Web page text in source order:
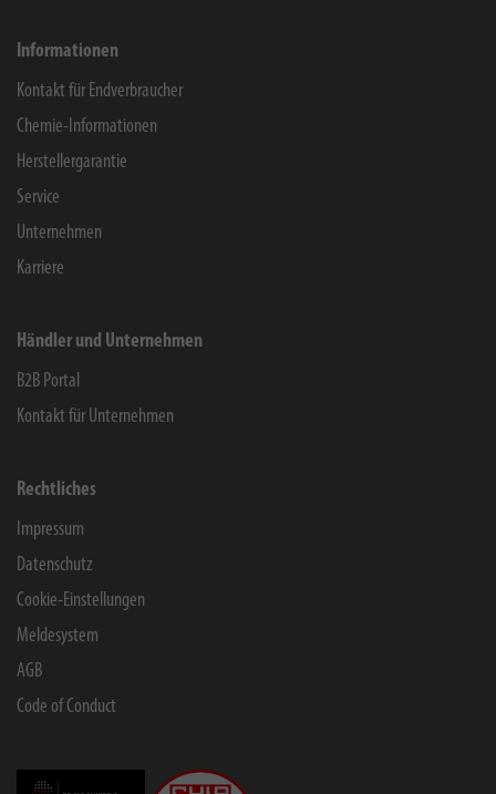
Informationen
Kontakt für Endverbraucher
Chemie-Informationen
Herstellergarantie
Service
Unternehmen
Karriere
Händler und Unternehmen
B2B Portal
Kontakt für Unternehmen
Rechtliches
Impressum
Datenschutz
Cookie-Einstellungen
Meldesystem
AGB
Code of Conduct